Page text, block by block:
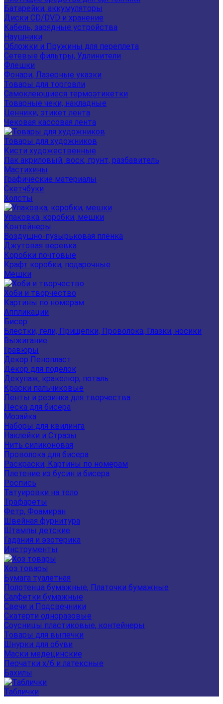
Батарейки, аккумуляторы
Диски CD/DVD и хранение
Кабель, зарядные устройства
Наушники
Обложки и Пружины для переплета
Сетевые фильтры, Удлинители
Флешки
Фонари, Лазерные указки
Товары для торговли
Самоклеющиеся термоэтикетки
Товарные чеки, накладные
Ценники, этикет лента
Чековая кассовая лента
Товары для художников
Кисти художественные
Лак акриловый, воск, грунт, разбавитель
Мастихины
Графические материалы
Скетчбуки
Холсты
Упаковка, коробки, мешки
Контейнеры
Воздушно-пузырьковая плёнка
Джутовая веревка
Коробки почтовые
Крафт коробки, подарочные
Мешки
Хоби и творчество
Картины по номерам
Аппликации
Бисер
Блестки, гели, Прищепки, Проволока, Глазки, носики
Выжигание
Гравюры
Декор Пенопласт
Декор для поделок
Декупаж, кракелюр, поталь
Краски пальчиковые
Ленты и резинка для творчества
Леска для бисера
Мозайка
Наборы для квилинга
Наклейки и Стразы
Нить силиконовая
Проволока для бисера
Раскраски, Картины по номерам
Плетение из бусин и бисера
Роспись
Татуировки на тело
Трафареты
Фетр, Фоамиран
Швейная фурнитура
Штампы детские
Гадания и эзотерика
Инструменты
Хоз товары
Бумага туалетная
Полотенца бумажные, Платочки бумажные
Салфетки бумажные
Свечи и Подсвечники
Скатерти одноразовые
Соусницы пластиковые, контейнеры
Товары для выпечки
Шнурки для обуви
Маски медецинские
Перчатки х/б и латексные
Бахилы
Таблички